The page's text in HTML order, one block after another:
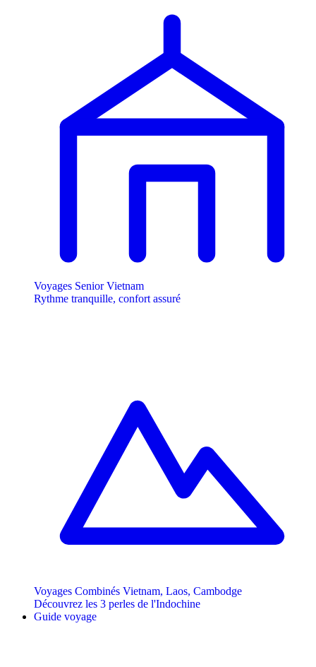
Voyages Senior Vietnam
Rythme tranquille, confort assuré
Voyages Combinés Vietnam, Laos, Cambodge
Découvrez les 3 perles de l'Indochine
Guide voyage